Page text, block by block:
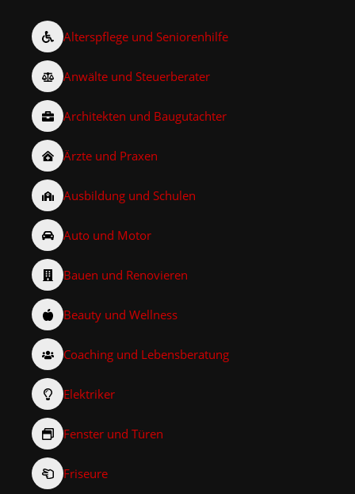
Alterspflege und Seniorenhilfe
Anwälte und Steuerberater
Architekten und Baugutachter
Ärzte und Praxen
Ausbildung und Schulen
Auto und Motor
Bauen und Renovieren
Beauty und Wellness
Coaching und Lebensberatung
Elektriker
Fenster und Türen
Friseure